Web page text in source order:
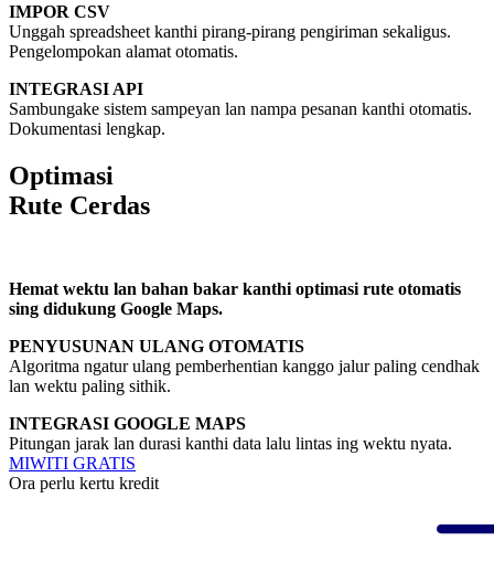
IMPOR CSV
Unggah spreadsheet kanthi pirang-pirang pengiriman sekaligus.
Pengelompokan alamat otomatis.
INTEGRASI API
Sambungake sistem sampeyan lan nampa pesanan kanthi otomatis.
Dokumentasi lengkap.
Optimasi
Rute Cerdas
Hemat wektu lan bahan bakar kanthi optimasi rute otomatis
sing didukung Google Maps.
PENYUSUNAN ULANG OTOMATIS
Algoritma ngatur ulang pemberhentian kanggo jalur paling cendhak
lan wektu paling sithik.
INTEGRASI GOOGLE MAPS
Pitungan jarak lan durasi kanthi data lalu lintas ing wektu nyata.
MIWITI GRATIS
Ora perlu kertu kredit